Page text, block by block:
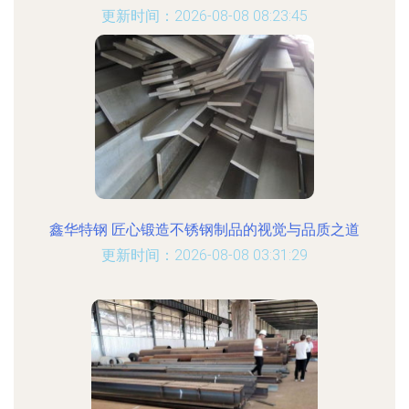
更新时间：2026-08-08 08:23:45
鑫华特钢 匠心锻造不锈钢制品的视觉与品质之道
更新时间：2026-08-08 03:31:29